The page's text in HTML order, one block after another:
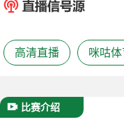
高清直播 咪咕体
比赛介绍